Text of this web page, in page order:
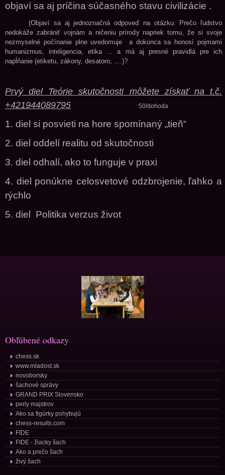
objaví sa aj príčina súčasného stavu civilizácie .
(Objaví sa aj jednoznačná odpoveď na otázku: Prečo ľudstvo
nedokáže zabrániť vojnám a ničeniu prírody napriek tomu, že si svoje
nezmyselné počínanie plne uvedomuje a dokonca sa honosí pojmami
humanizmus, inteligencia, etika ... a má aj presné pravidlá pre ich
napĺňanie (etiketu, zákony, desatoro, ....)?
Prvý diel Teórie skutočnosti môžete získať na t.č.
+421944089795 50/dohoda
1. diel si posvieti na hore spomínaný „tieň“
2. diel oddelí realitu od skutočnosti
3. diel odhalí, ako to funguje v praxi
4. diel ponúkne celosvetové odzbrojenie, ľahko a
rýchlo
5. diel Politika verzus život
Obľúbené odkazy
chess.sk
www.mladost.sk
novoborsky
šachové správy
GRAND PRIX Slovensko
perly majstrov
Ako sa figúrky pohybujú
chess-results.com
FIDE
FIDE - žiacky šach
Ako a prečo šach
živý šach